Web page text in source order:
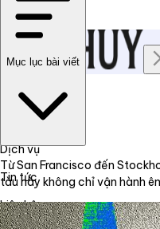
Trang chủ
Về chúng tôi
Dịch vụ
Tin tức
Liên hệ
Mục lục bài viết
Từ San Francisco đến
tàu này không chỉ vận hành